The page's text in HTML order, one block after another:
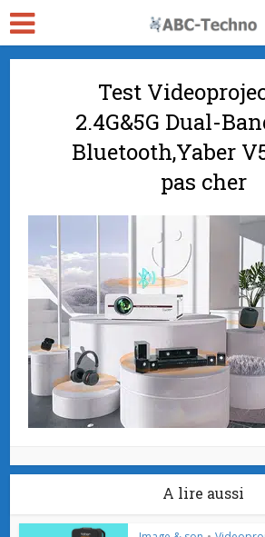
Test
2.4G&5G Dual-
Bluetooth,Yaber
pas cher
A lire aussi